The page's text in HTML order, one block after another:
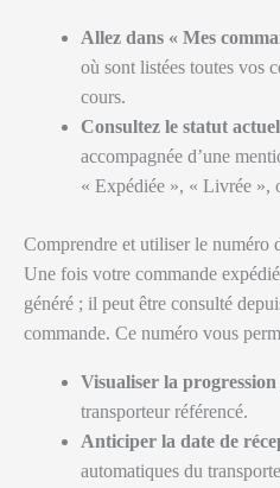
Allez dans « Mes
où sont listées toutes vos
cours.
Consultez le statut actuel
accompagnée d’une
« Expédiée », « Livrée »,
Comprendre et utiliser le numéro
Une fois votre commande
généré ; il peut être consulté
commande. Ce numéro vous
Visualiser la
transporteur référencé.
Anticiper la date de
automatiques du